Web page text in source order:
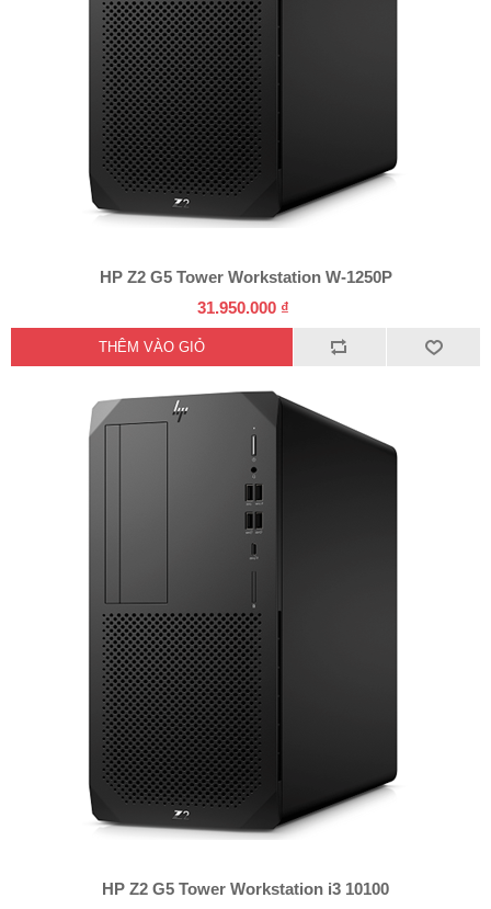
HP Z2 G5 Tower Workstation W-1250P
31.950.000 ₫
HP Z2 G5 Tower Workstation i3 10100